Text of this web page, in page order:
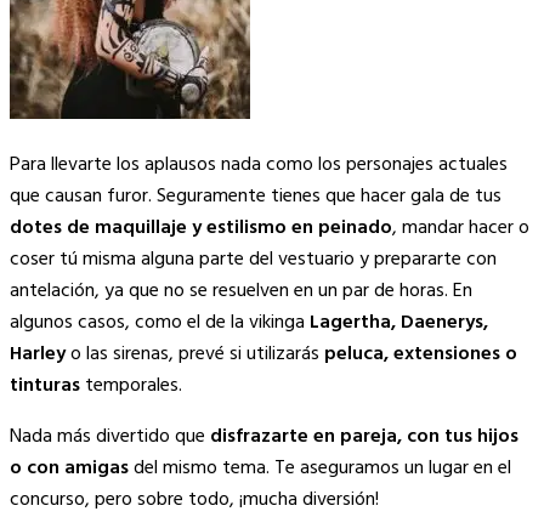
Para llevarte los aplausos nada como los personajes actuales
que causan furor. Seguramente tienes que hacer gala de tus
dotes de maquillaje y estilismo en peinado, mandar hacer o
coser tú misma alguna parte del vestuario y prepararte con
antelación, ya que no se resuelven en un par de horas. En
algunos casos, como el de la vikinga Lagertha, Daenerys,
Harleyo las sirenas, prevé si utilizarás peluca, extensiones o
tinturastemporales.
Nada más divertido que disfrazarte en pareja, con tus hijos
o con amigasdel mismo tema. Te aseguramos un lugar en el
concurso, pero sobre todo, ¡mucha diversión!